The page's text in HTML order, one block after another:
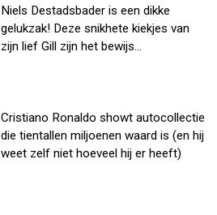
Niels Destadsbader is een dikke
gelukzak! Deze snikhete kiekjes van
zijn lief Gill zijn het bewijs...
Cristiano Ronaldo showt autocollectie
die tientallen miljoenen waard is (en hij
weet zelf niet hoeveel hij er heeft)